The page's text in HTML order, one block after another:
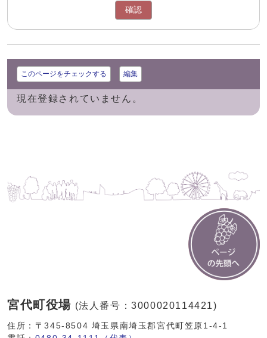
確認
このページをチェックする 編集
現在登録されていません。
宮代町役場 (法人番号：3000020114421)
住所：〒345-8504 埼玉県南埼玉郡宮代町笠原1-4-1